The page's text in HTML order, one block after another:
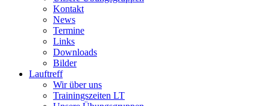
Kontakt
News
Termine
Links
Downloads
Bilder
Lauftreff
Wir über uns
Trainingszeiten LT